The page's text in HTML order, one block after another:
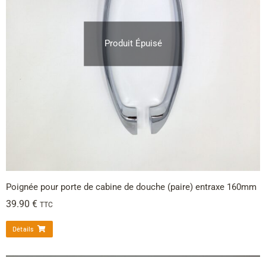
Produit Épuisé
Poignée pour porte de cabine de douche (paire) entraxe 160mm
39.90 € TTC
Détails